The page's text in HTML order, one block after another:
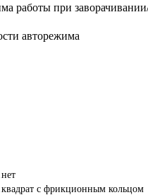
работы при
авторежима
нет
квадрат с фрикционным кольцом